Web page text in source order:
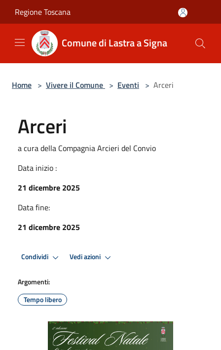
Regione Toscana
Comune di Lastra a Signa
Home > Vivere il Comune > Eventi > Arceri
Arceri
a cura della Compagnia Arcieri del Convio
Data inizio :
21 dicembre 2025
Data fine:
21 dicembre 2025
Condividi Vedi azioni
Argomenti:
Tempo libero